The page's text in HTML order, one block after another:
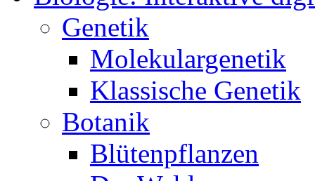
Genetik
Molekulargenetik
Klassische Genetik
Botanik
Blütenpflanzen